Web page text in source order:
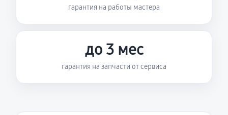
гарантия на работы мастера
до 3 мес
гарантия на запчасти от сервиса